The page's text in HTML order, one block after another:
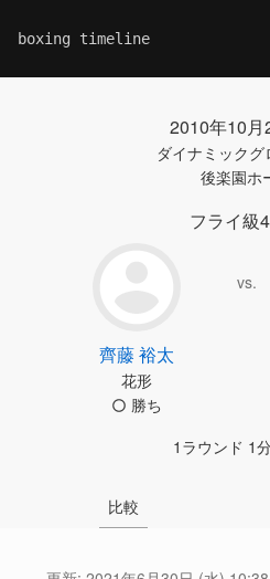
boxing timeline
2010年10月
ダイナミック
後楽園ホ
フライ級
齊藤 裕太
花形
勝ち
vs.
1ラウンド 1
比較